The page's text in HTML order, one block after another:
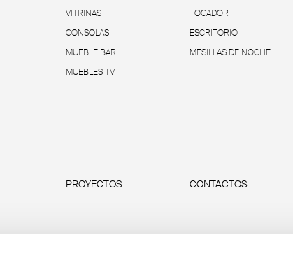
VITRINAS
CONSOLAS
MUEBLE BAR
MUEBLES TV
TOCADOR
ESCRITORIO
MESILLAS DE NOCHE
PROYECTOS CONTACTOS